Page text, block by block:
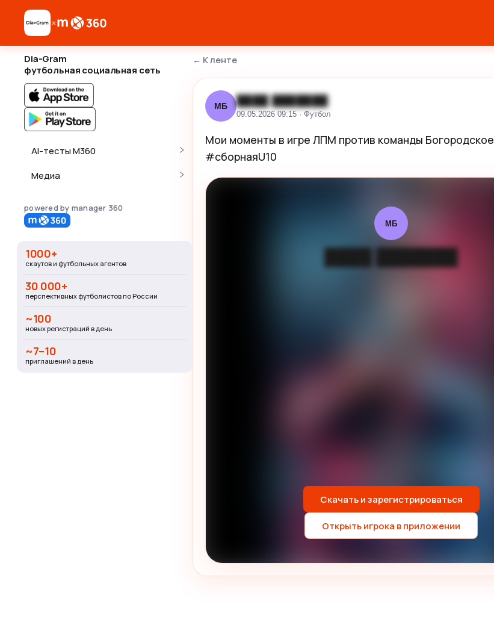
×
Dia-Gram
футбольная социальная сеть
AI-тесты M360
Медиа
powered by manager 360
1000+
скаутов и футбольных агентов
30 000+
перспективных футболистов по России
~100
новых регистраций в день
~7–10
приглашений в день
← К ленте
МБ ████ ███████
09.05.2026 09:15 · Футбол
Мои моменты в игре ЛПМ против команды Богородское
#сборнаяU10
МБ
Скачать и зарегистрироваться
Открыть игрока в приложении